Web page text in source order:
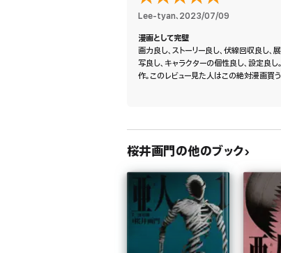
Lee-tyan、 2023/07/09
漫画として完璧
画力良し、ストーリー良し、伏線回収良し、
写良し、キャラクターの個性良し、設定良
作。このレビュー見た人はこの絶対漫画買う
桜井画門の他のブック